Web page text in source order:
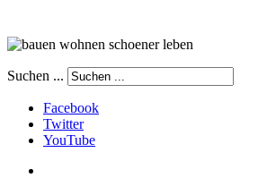
Suchen ...
Facebook
Twitter
YouTube